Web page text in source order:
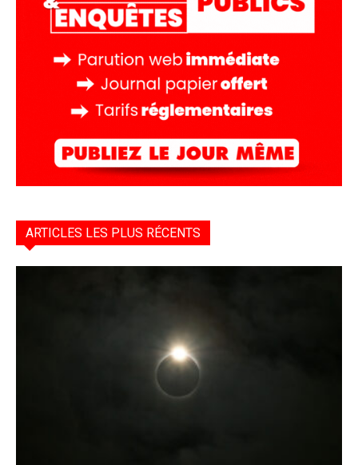
ARTICLES LES PLUS RÉCENTS